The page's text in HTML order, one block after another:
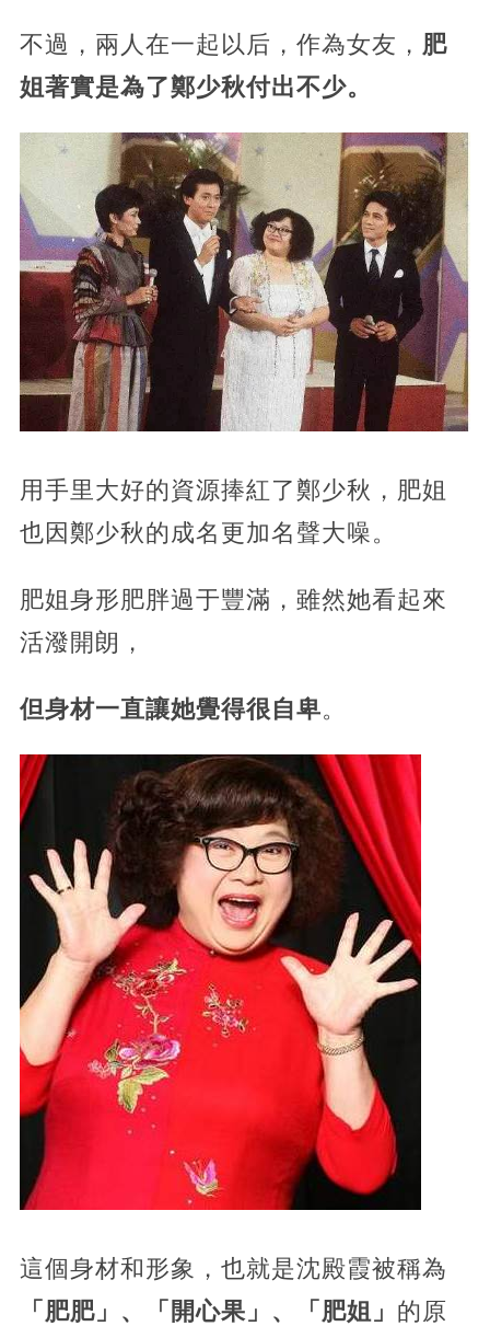
不過，兩人在一起以后，作為女友， 肥
姐著實是為了鄭少秋付出不少。
用手里大好的資源捧紅了鄭少秋，肥姐
也因鄭少秋的成名更加名聲大噪。
肥姐身形肥胖過于豐滿，雖然她看起來
活潑開朗，
但身材一直讓她覺得很自卑。
這個身材和形象，也就是沈殿霞被稱為
「肥肥」、「開心果」、「肥姐」 的原